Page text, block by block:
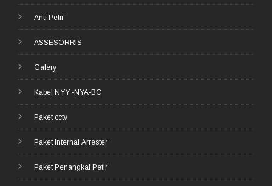
Anti Petir
ASSESORRIS
Galery
Kabel NYY -NYA-BC
Paket cctv
Paket Internal Arrester
Paket Penangkal Petir